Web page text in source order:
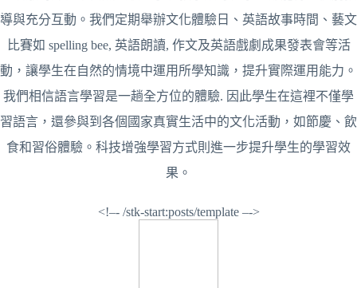
導與充分互動。我們定期舉辦文化體驗日、英語故事時間、藝文
比賽如 spelling bee, 英語朗讀, 作文及英語戲劇成果發表會等活
動，讓學生在自然的情境中運用所學知識，提升實際運用能力。
我們相信語言學習是一趟全方位的體驗. 因此學生在這裡不僅學
習語言，還參與到各個國家真實生活中的文化活動，如節慶、飲
食和習俗體驗。科技增強學習方式則進一步提升學生的學習效
果。
<!–- /stk-start:posts/template –->